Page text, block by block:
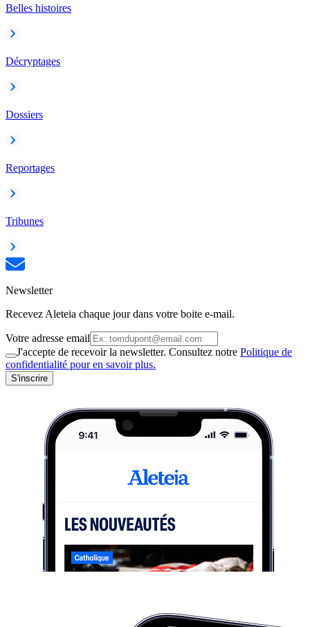
Belles histoires
Décryptages
Dossiers
Reportages
Tribunes
Newsletter
Recevez Aleteia chaque jour dans votre boite e-mail.
Votre adresse email
J'accepte de recevoir la newsletter. Consultez notre Politique de
confidentialité pour en savoir plus.
S'inscrire